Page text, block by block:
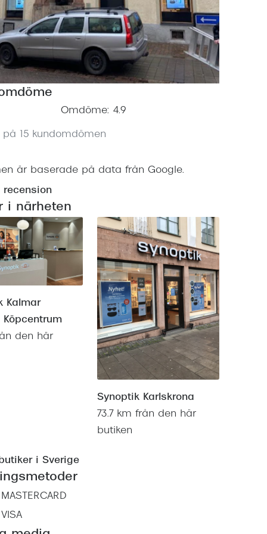
Suncover och clip-on
Polariserade solglasögon
Precision1
Omdöme: 4.9
15 kundomdömen
är baserade på data från Google.
recension
i närheten
Kalmar
Köpcentrum
den här
Synoptik Karlskrona
73.7 km från den här
butiken
i Sverige
MASTERCARD
VISA